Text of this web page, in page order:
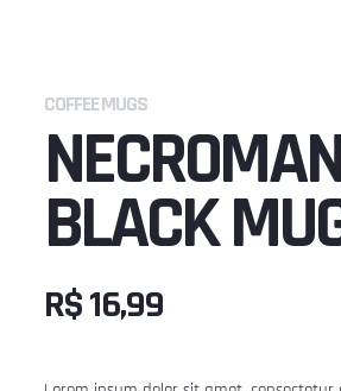
COFFEE MUGS
BLACK
R$16,99